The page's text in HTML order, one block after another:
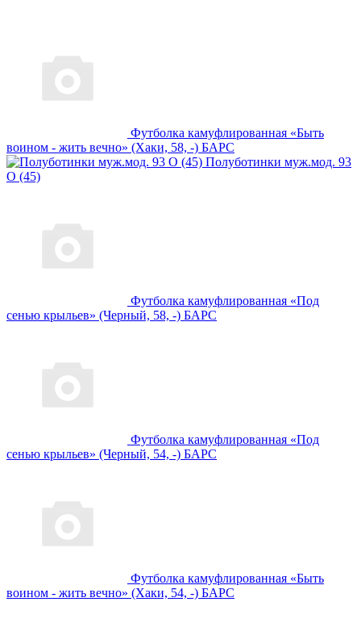
Футболка камуфлированная «Быть
воином - жить вечно» (Хаки, 58, -) БАРС
Полуботинки муж.мод. 93
О (45)
Футболка камуфлированная «Под
сенью крыльев» (Черный, 58, -) БАРС
Футболка камуфлированная «Под
сенью крыльев» (Черный, 54, -) БАРС
Футболка камуфлированная «Быть
воином - жить вечно» (Хаки, 54, -) БАРС